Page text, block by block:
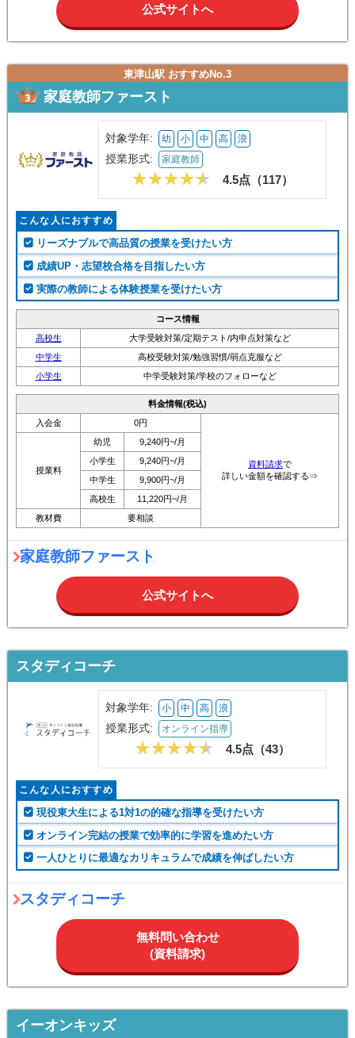
公式サイトへ
東津山駅 おすすめNo.3
家庭教師ファースト
対象学年: 幼 小 中 高 浪
授業形式: 家庭教師
4.5点（117）
こんな人におすすめ
リーズナブルで高品質の授業を受けたい方
成績UP・志望校合格を目指したい方
実際の教師による体験授業を受けたい方
コース情報
高校生
大学受験対策/定期テスト/内申点対策など
中学生
高校受験対策/勉強習慣/弱点克服など
小学生
中学受験対策/学校のフォローなど
料金情報(税込)
入会金
0円
資料請求で
詳しい金額を確認する⇒
授業料
幼児
9,240円~/月
小学生
9,240円~/月
中学生
9,900円~/月
高校生
11,220円~/月
教材費
要相談
家庭教師ファースト
公式サイトへ
スタディコーチ
対象学年: 小 中 高 浪
授業形式: オンライン指導
4.5点（43）
こんな人におすすめ
現役東大生による1対1の的確な指導を受けたい方
オンライン完結の授業で効率的に学習を進めたい方
一人ひとりに最適なカリキュラムで成績を伸ばしたい方
スタディコーチ
無料問い合わせ
(資料請求)
イーオンキッズ